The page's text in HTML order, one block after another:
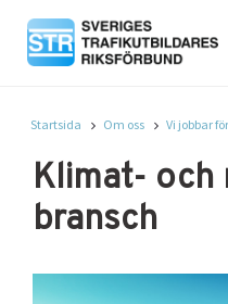
Startsida Om oss Vi jobbar för
Klimat- och
bransch